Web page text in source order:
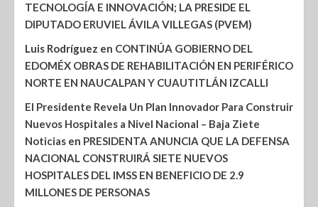
TECNOLOGÍA E INNOVACIÓN; LA PRESIDE EL
DIPUTADO ERUVIEL ÁVILA VILLEGAS (PVEM)
Luis Rodríguez en CONTINÚA GOBIERNO DEL
EDOMÉX OBRAS DE REHABILITACIÓN EN PERIFÉRICO
NORTE EN NAUCALPAN Y CUAUTITLÁN IZCALLI
El Presidente Revela Un Plan Innovador Para Construir
Nuevos Hospitales a Nivel Nacional – Baja Ziete
Noticias en PRESIDENTA ANUNCIA QUE LA DEFENSA
NACIONAL CONSTRUIRÁ SIETE NUEVOS
HOSPITALES DEL IMSS EN BENEFICIO DE 2.9
MILLONES DE PERSONAS